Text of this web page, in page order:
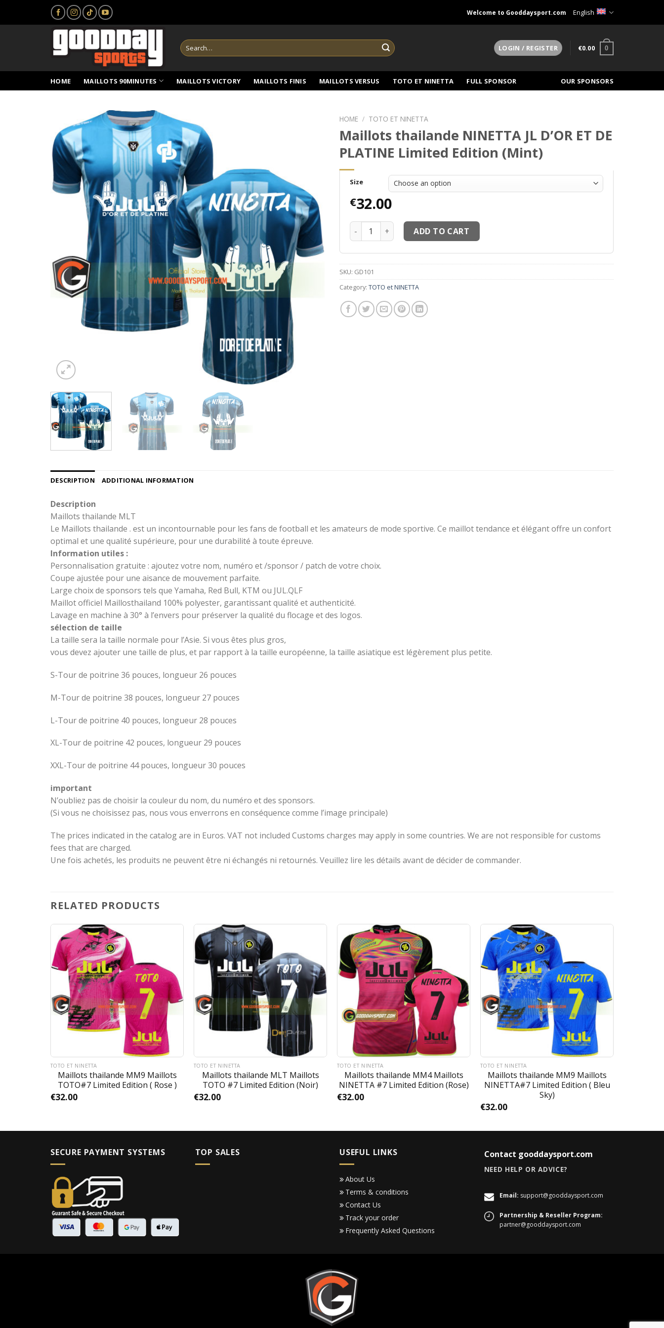
Welcome to Gooddaysport.com English
Search
for:
LOGIN / REGISTER €0.00 0
HOME MAILLOTS 90MINUTES MAILLOTS VICTORY MAILLOTS FINIS MAILLOTS VERSUS TOTO ET NINETTA FULL SPONSOR OUR SPONSORS
HOME / TOTO ET NINETTA
Maillots thailande NINETTA JL D’OR ET DE
PLATINE Limited Edition (Mint)
Size
€32.00
Maillots thailande NINETTA JL D’OR ET DE PLATINE Limited Edition (Mint) quantity
ADD TO CART
SKU: GD101
Category: TOTO et NINETTA
DESCRIPTION ADDITIONAL INFORMATION
Description
Maillots thailande MLT
Le Maillots thailande . est un incontournable pour les fans de football et les amateurs de mode sportive. Ce maillot tendance et élégant offre un confort
optimal et une qualité supérieure, pour une durabilité à toute épreuve.
Information utiles :
Personnalisation gratuite : ajoutez votre nom, numéro et /sponsor / patch de votre choix.
Coupe ajustée pour une aisance de mouvement parfaite.
Large choix de sponsors tels que Yamaha, Red Bull, KTM ou JUL.QLF
Maillot officiel Maillosthailand 100% polyester, garantissant qualité et authenticité.
Lavage en machine à 30° à l’envers pour préserver la qualité du flocage et des logos.
sélection de taille
La taille sera la taille normale pour l’Asie. Si vous êtes plus gros,
vous devez ajouter une taille de plus, et par rapport à la taille européenne, la taille asiatique est légèrement plus petite.
S-Tour de poitrine 36 pouces, longueur 26 pouces
M-Tour de poitrine 38 pouces, longueur 27 pouces
L-Tour de poitrine 40 pouces, longueur 28 pouces
XL-Tour de poitrine 42 pouces, longueur 29 pouces
XXL-Tour de poitrine 44 pouces, longueur 30 pouces
important
N’oubliez pas de choisir la couleur du nom, du numéro et des sponsors.
(Si vous ne choisissez pas, nous vous enverrons en conséquence comme l’image principale)
The prices indicated in the catalog are in Euros. VAT not included Customs charges may apply in some countries. We are not responsible for customs
fees that are charged.
Une fois achetés, les produits ne peuvent être ni échangés ni retournés. Veuillez lire les détails avant de décider de commander.
RELATED PRODUCTS
TOTO ET NINETTA
Maillots thailande MM9 Maillots
TOTO#7 Limited Edition ( Rose )
€32.00
TOTO ET NINETTA
Maillots thailande MLT Maillots
TOTO #7 Limited Edition (Noir)
€32.00
TOTO ET NINETTA
Maillots thailande MM4 Maillots
NINETTA #7 Limited Edition (Rose)
€32.00
TOTO ET NINETTA
Maillots thailande MM9 Maillots
NINETTA#7 Limited Edition ( Bleu
Sky)
€32.00
SECURE PAYMENT SYSTEMS TOP SALES USEFUL LINKS
About Us
Terms & conditions
Contact Us
Track your order
Frequently Asked Questions
Contact gooddaysport.com
NEED HELP OR ADVICE?
Email: support@gooddaysport.com
Partnership & Reseller Program:
partner@gooddaysport.com